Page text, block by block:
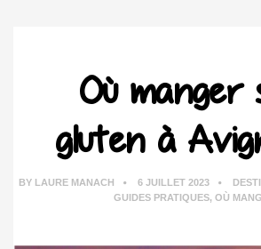
Où manger
gluten à
BY LAURE MANACH 6 JUILLET 2023
GUIDES PRATIQUES, OÙ